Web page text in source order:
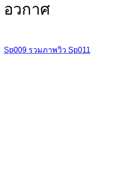
อวกาศ
Sp009 รวมภาพวิว Sp011